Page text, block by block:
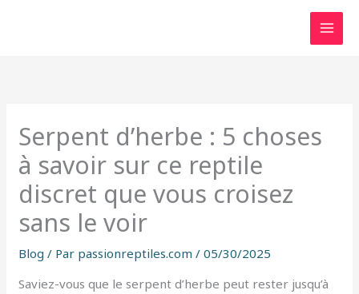
Serpent d’herbe : 5 choses
à savoir sur ce reptile
discret que vous croisez
sans le voir
Blog / Par passionreptiles.com/05/30/2025
Saviez-vous que le serpent d’herbe peut rester jusqu’à